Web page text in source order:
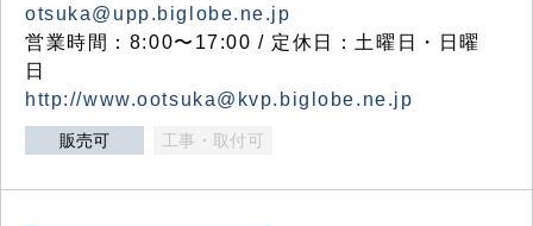
otsuka@upp.biglobe.ne.jp
営業時間：8:00〜17:00 / 定休日：土曜日・日曜
日
http://www.ootsuka@kvp.biglobe.ne.jp
販売可 工事・取付可